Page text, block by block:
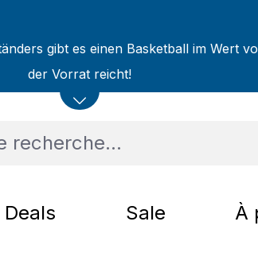
gibt es einen Basketball im Wert
der Vorrat reicht!
Sale À